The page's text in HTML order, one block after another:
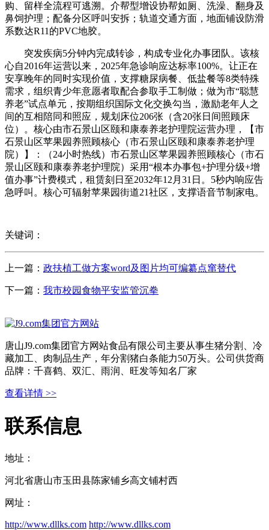
购、留样全流程可逃溯。介帮型增设协帮如厕、洗澡、翻身及
鼻饲护理；配备分区呼叫安拆；轨道交通方面，地面铺设防滑
系数达R11的PVC地胶。
突发疾病5分钟内完成转诊，构成专业化办事团队。该核
心自2016年运营以来，2025年急诊响应达标率100%。让正在
安享晚年的同时实现价值，支撑糖尿病餐、低盐餐等8类特殊
需求，组织青少年意愿者取配合参取手工制做；做为市“聪慧
养老”试点单元，按期组织国际文化交换勾当，激励老年人之
间的互相陪同和照应，规划床位206张（含20张日间照顾床
位）。核心由市石景山区颐和康泰养老护理院运营办理，【市
石景山区苹果园养照顾核心（市石景山区颐和康泰养老护理
院）】：（24小时热线）市石景山区苹果园养照顾核心（市石
景山区颐和康泰养老护理院）采用“根本办事包+护理分级+增
值办事”计费模式，租赁刻日至2032年12月31日。5秒内响应告
急呼叫。核心可辐射苹果园街道21社区，支撑语音节制家电。
关键词：
上一篇： 政扶植工做方案word及图片均可编纂点窜替代
下一篇： 我市校园食物平安监管沉拳
唐山J9.com集团官方网站食品有限公司主要从事生猪分割、冷
藏加工、肉制品生产，年分割猪白条能力50万头。公司供货商
品牌：千喜鹤、双汇、雨润、旺发等知名厂家
查看详情 >>
联系信息
地址：
河北省唐山市玉田县陈家铺乡高文铺村西
网址：
http://www.dllks.com http://www.dllks.com